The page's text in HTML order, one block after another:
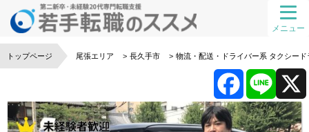
メニュー
トップページ 尾張エリア 長久手市 物流・配送・ドライバー系 タクシード
F L